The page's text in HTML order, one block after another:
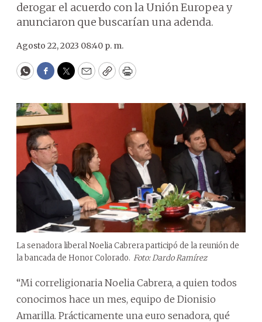
derogar el acuerdo con la Unión Europea y
anunciaron que buscarían una adenda.
Agosto 22, 2023 08:40 p. m.
WhatsApp
Facebook
Twitter
EmailCopyPrint
La senadora liberal Noelia Cabrera participó de la reunión de
la bancada de Honor Colorado. Foto: Dardo Ramírez
“Mi correligionaria Noelia Cabrera, a quien todos
conocimos hace un mes, equipo de Dionisio
Amarilla. Prácticamente una euro senadora, qué